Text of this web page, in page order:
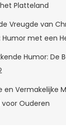
Platteland
Vreugde van
Humor met een
Humor: De
en Vermakelijke
voor Ouderen